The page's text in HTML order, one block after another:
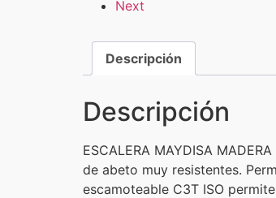
Next
Descripción
Descripción
ESCALERA MAYDISA
de abeto muy resistentes.
escamoteable C3T ISO